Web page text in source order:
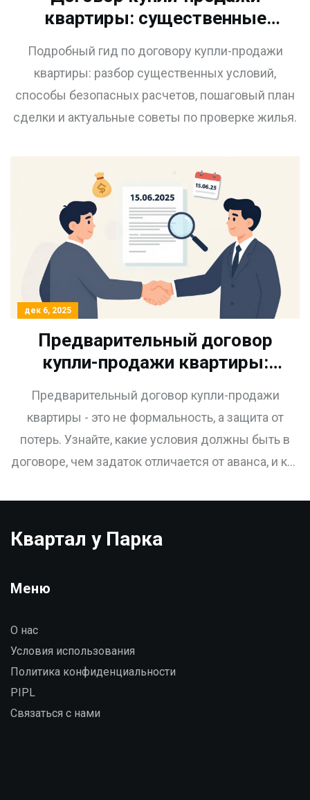
квартиры: существенные
условия, риски и образец
2026
Подробный гид по договору купли-продажи
квартиры: разбор существенных условий,
способы безопасных расчетов, пошаговый план
сделки и актуальные советы по проверке жилья.
дек 6, 2025
Предварительный договор
купли-продажи квартиры:
оформить
Предварительный договор купли-продажи
квартиры - это не формальность, а защита от
потерь. Узнайте, какие условия должны быть в
договоре, чем задаток отличается от аванса, и как
Квартал у Парка
Меню
О нас
Условия использования
Политика конфиденциальности
PIPL
Связаться с нами